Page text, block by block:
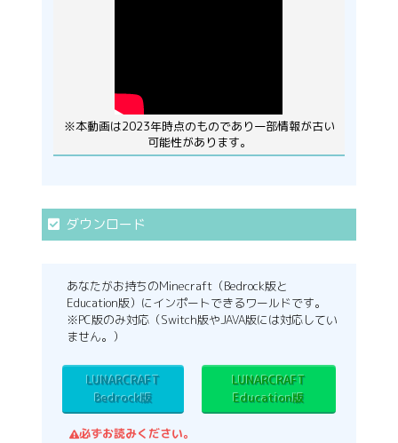
※本動画は2023年時点のものであり一部情報が古い
可能性があります。
ダウンロード
あなたがお持ちのMinecraft（Bedrock版と
Education版）にインポートできるワールドです。
※PC版のみ対応（Switch版やJAVA版には対応してい
ません。）
LUNARCRAFT
Bedrock版
LUNARCRAFT
Education版
必ずお読みください。